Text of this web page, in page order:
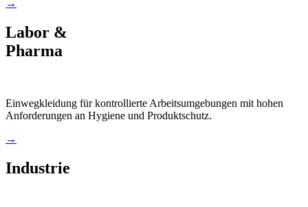
→
Labor &
Pharma
Einwegkleidung für kontrollierte Arbeitsumgebungen mit hohen
Anforderungen an Hygiene und Produktschutz.
→
Industrie